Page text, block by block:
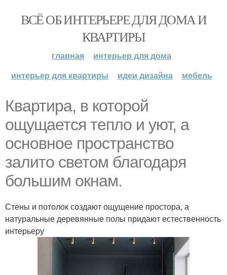
ВСЁ ОБ ИНТЕРЬЕРЕ ДЛЯ ДОМА И
КВАРТИРЫ
главная
интерьер для дома
интерьер для квартиры
идеи дизайна мебель
Квартира, в которой
ощущается тепло и уют, а
основное пространство
залито светом благодаря
большим окнам.
Стены и потолок создают ощущение простора, а
натуральные деревянные полы придают естественность
интерьеру